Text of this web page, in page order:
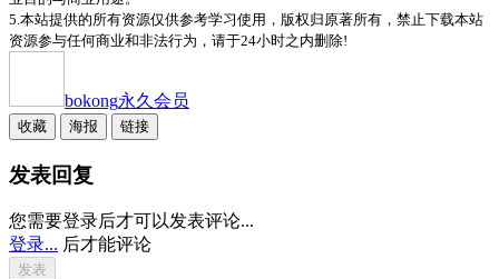
5.本站提供的所有资源仅供参考学习使用，版权归原著所有，禁止下载本站
资源参与任何商业和非法行为，请于24小时之内删除!
bokong永久会员
收藏 海报 链接
发表回复
您需要登录后才可以发表评论...
登录... 后才能评论